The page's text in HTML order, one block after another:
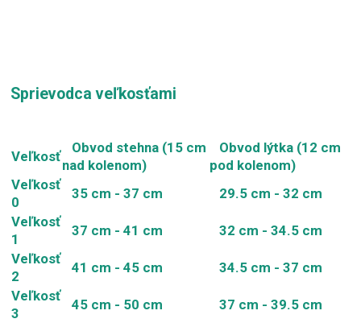
Sprievodca veľkosťami
Veľkosť
Obvod stehna (15 cm
nad kolenom)
Obvod lýtka (12 cm
pod kolenom)
Veľkosť
0
35 cm - 37 cm
29.5 cm - 32 cm
Veľkosť
1
37 cm - 41 cm
32 cm - 34.5 cm
Veľkosť
2
41 cm - 45 cm
34.5 cm - 37 cm
Veľkosť
3
45 cm - 50 cm
37 cm - 39.5 cm